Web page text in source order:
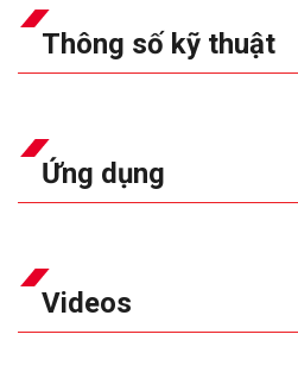
Thông số kỹ thuật
Ứng dụng
Videos